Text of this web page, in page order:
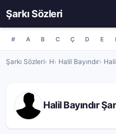
Şarkı Sözleri
# A B C Ç D E
Şarkı Sözleri H Halil Bayındır
Halil Bayındır